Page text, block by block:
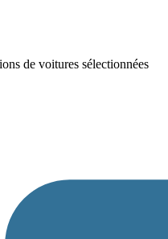
de voitures sélectionnées